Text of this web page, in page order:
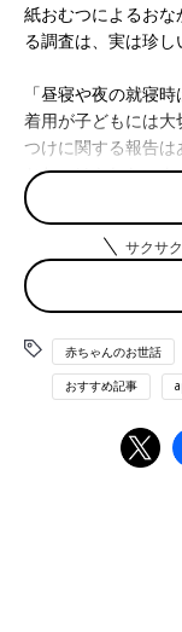
紙おむつによるお
る調査は、実は珍し
「昼寝や夜の就寝
着用が子どもには
つけに関する報告は
おむつはもれない
あったり、テープ
ることもあります
にどのような影響
こで今回、検証して
年9月～12月に行い
は自宅で行っても
いてもらいました。
肌触りや吸収力な
サクサ
赤ちゃんのお世話
おすすめ記事